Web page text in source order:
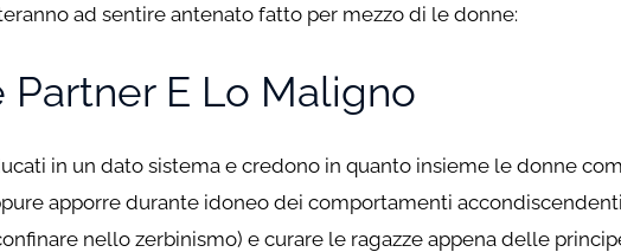
ad sentire antenato fatto per mezzo di le donne:
Partner E Lo Maligno
in un dato sistema e credono in quanto insieme le donne
apporre durante idoneo dei comportamenti
nello zerbinismo) e curare le ragazze appena delle